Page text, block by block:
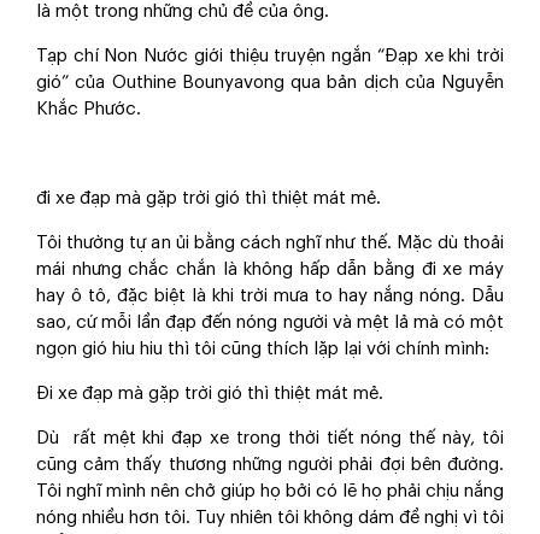
là một trong những chủ đề của ông.
Tạp chí Non Nước giới thiệu truyện ngắn “Đạp xe khi trời
gió” của Outhine Bounyavong qua bản dịch của Nguyễn
Khắc Phước.
đi xe đạp mà gặp trời gió thì thiệt mát mẻ.
Tôi thường tự an ủi bằng cách nghĩ như thế. Mặc dù thoải
mái nhưng chắc chắn là không hấp dẫn bằng đi xe máy
hay ô tô, đặc biệt là khi trời mưa to hay nắng nóng. Dẫu
sao, cứ mỗi lần đạp đến nóng người và mệt lả mà có một
ngọn gió hiu hiu thì tôi cũng thích lặp lại với chính mình:
Đi xe đạp mà gặp trời gió thì thiệt mát mẻ.
Dù rất mệt khi đạp xe trong thời tiết nóng thế này, tôi
cũng cảm thấy thương những người phải đợi bên đường.
Tôi nghĩ mình nên chở giúp họ bởi có lẽ họ phải chịu nắng
nóng nhiều hơn tôi. Tuy nhiên tôi không dám đề nghị vì tôi